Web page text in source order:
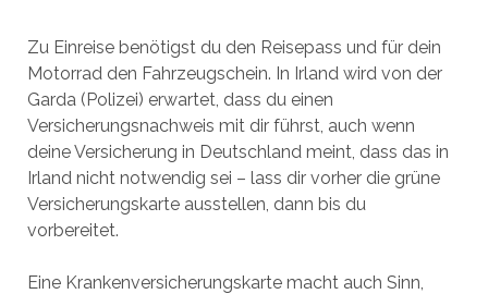
Zu Einreise benötigst du den Reisepass und für dein
Motorrad den Fahrzeugschein. In Irland wird von der
Garda (Polizei) erwartet, dass du einen
Versicherungsnachweis mit dir führst, auch wenn
deine Versicherung in Deutschland meint, dass das in
Irland nicht notwendig sei – lass dir vorher die grüne
Versicherungskarte ausstellen, dann bis du
vorbereitet.
Eine Krankenversicherungskarte macht auch Sinn,